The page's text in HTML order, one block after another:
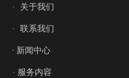
· 关于我们
· 联系我们
· 新闻中心
· 服务内容